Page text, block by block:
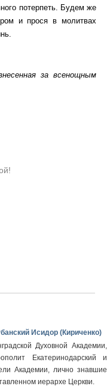
потерпеть. Будем же
и прося в молитвах
за всенощным
Исидор (Кириченко)
Духовной Академии,
Екатеринодарский и
Академии, лично знавшие
иерархе Церкви.